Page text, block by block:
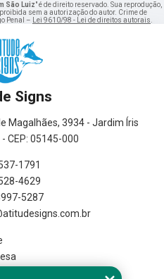
São Luiz" é de direito reservado. Sua reprodução,
sem a autorização do autor. Crime de
Penal – Lei 9610/98 - Lei de direitos autorais.
Signs
Magalhães, 3934 - Jardim Íris
CEP: 05145-000
1791
4629
5287